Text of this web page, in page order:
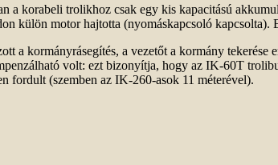
a korabeli trolikhoz csak egy kis kapacitású
külön motor hajtotta (nyomáskapcsoló kapcsolta).
a kormányrásegítés, a vezetőt a kormány
volt: ezt bizonyítja, hogy az IK-60T
fordult (szemben az IK-260-asok 11 méterével).